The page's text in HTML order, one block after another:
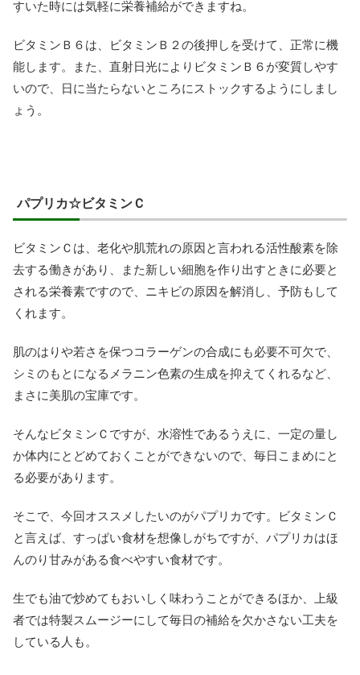
すいた時には気軽に栄養補給ができますね。
ビタミンＢ６は、ビタミンＢ２の後押しを受けて、正常に機
能します。また、直射日光によりビタミンＢ６が変質しやす
いので、日に当たらないところにストックするようにしまし
ょう。
パプリカ☆ビタミンＣ
ビタミンＣは、老化や肌荒れの原因と言われる活性酸素を除
去する働きがあり、また新しい細胞を作り出すときに必要と
される栄養素ですので、ニキビの原因を解消し、予防もして
くれます。
肌のはりや若さを保つコラーゲンの合成にも必要不可欠で、
シミのもとになるメラニン色素の生成を抑えてくれるなど、
まさに美肌の宝庫です。
そんなビタミンＣですが、水溶性であるうえに、一定の量し
か体内にとどめておくことができないので、毎日こまめにと
る必要があります。
そこで、今回オススメしたいのがパプリカです。ビタミンＣ
と言えば、すっぱい食材を想像しがちですが、パプリカはほ
んのり甘みがある食べやすい食材です。
生でも油で炒めてもおいしく味わうことができるほか、上級
者では特製スムージーにして毎日の補給を欠かさない工夫を
している人も。